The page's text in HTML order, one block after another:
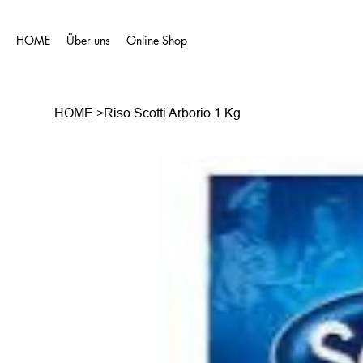
HOME Über uns Online Shop
HOME >Riso Scotti Arborio 1 Kg